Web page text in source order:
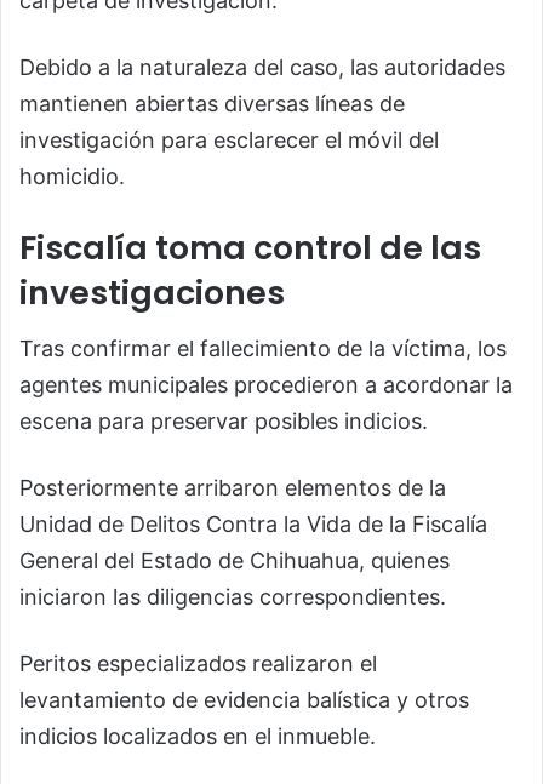
Debido a la naturaleza del caso, las autoridades
mantienen abiertas diversas líneas de
investigación para esclarecer el móvil del
homicidio.
Fiscalía toma control de las
investigaciones
Tras confirmar el fallecimiento de la víctima, los
agentes municipales procedieron a acordonar la
escena para preservar posibles indicios.
Posteriormente arribaron elementos de la
Unidad de Delitos Contra la Vida de la Fiscalía
General del Estado de Chihuahua, quienes
iniciaron las diligencias correspondientes.
Peritos especializados realizaron el
levantamiento de evidencia balística y otros
indicios localizados en el inmueble.